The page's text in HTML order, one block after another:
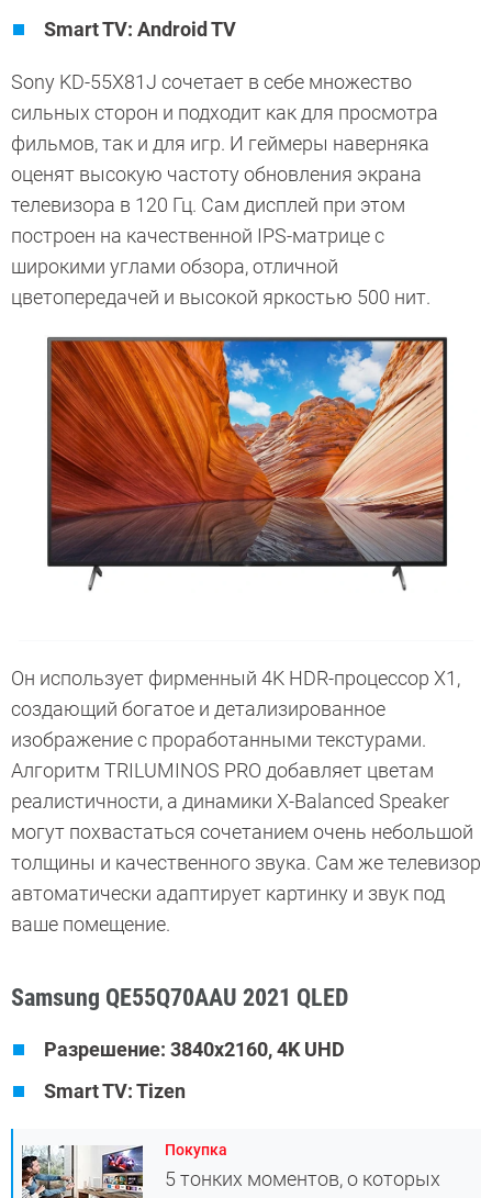
Smart TV: Android TV
Sony KD-55X81J сочетает в себе множество
сильных сторон и подходит как для просмотра
фильмов, так и для игр. И геймеры наверняка
оценят высокую частоту обновления экрана
телевизора в 120 Гц. Сам дисплей при этом
построен на качественной IPS-матрице с
широкими углами обзора, отличной
цветопередачей и высокой яркостью 500 нит.
Он использует фирменный 4K HDR-процессор X1,
создающий богатое и детализированное
изображение с проработанными текстурами.
Алгоритм TRILUMINOS PRO добавляет цветам
реалистичности, а динамики X-Balanced Speaker
могут похвастаться сочетанием очень небольшой
толщины и качественного звука. Сам же телевизор
автоматически адаптирует картинку и звук под
ваше помещение.
Samsung QE55Q70AAU 2021 QLED
Разрешение: 3840x2160, 4K UHD
Smart TV: Tizen
Покупка
5 тонких моментов, о которых